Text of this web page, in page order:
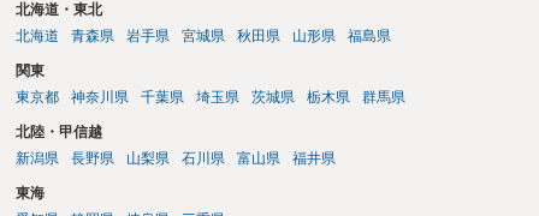
北海道・東北
北海道
青森県 岩手県 宮城県 秋田県 山形県 福島県
関東
東京都
神奈川県 千葉県 埼玉県 茨城県 栃木県 群馬県
北陸・甲信越
新潟県
長野県 山梨県 石川県 富山県 福井県
東海